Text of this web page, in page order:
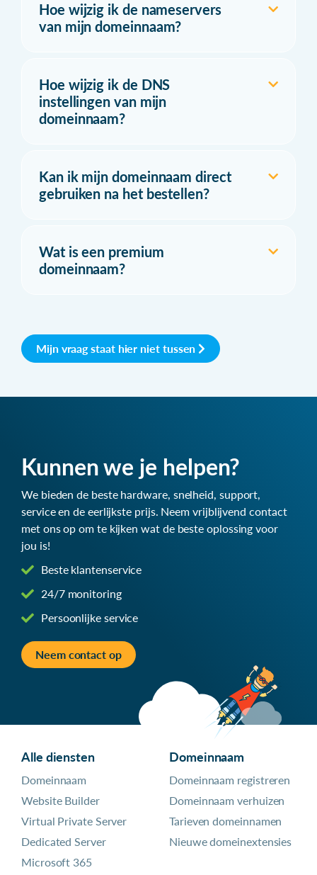
Hoe wijzig ik de nameservers
van mijn domeinnaam?
Hoe wijzig ik de DNS
instellingen van mijn
domeinnaam?
Kan ik mijn domeinnaam direct
gebruiken na het bestellen?
Wat is een premium
domeinnaam?
Mijn vraag staat hier niet tussen
Kunnen we je helpen?
We bieden de beste hardware, snelheid, support,
service en de eerlijkste prijs. Neem vrijblijvend contact
met ons op om te kijken wat de beste oplossing voor
jou is!
Beste klantenservice
24/7 monitoring
Persoonlijke service
Neem contact op
Alle diensten
Domeinnaam
Website Builder
Virtual Private Server
Dedicated Server
Microsoft 365
Domeinnaam
Domeinnaam registreren
Domeinnaam verhuizen
Tarieven domeinnamen
Nieuwe domeinextensies